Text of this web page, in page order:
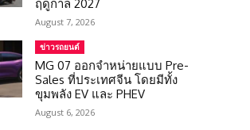
ฤดูกาล 2027
August 7, 2026
ข่าวรถยนต์
MG 07 ออกจำหน่ายแบบ Pre-
Sales ที่ประเทศจีน โดยมีทั้ง
ขุมพลัง EV และ PHEV
August 6, 2026